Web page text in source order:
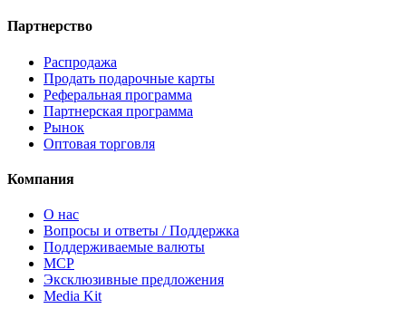
Партнерство
Распродажа
Продать подарочные карты
Реферальная программа
Партнерская программа
Рынок
Оптовая торговля
Компания
О нас
Вопросы и ответы / Поддержка
Поддерживаемые валюты
MCP
Эксклюзивные предложения
Media Kit